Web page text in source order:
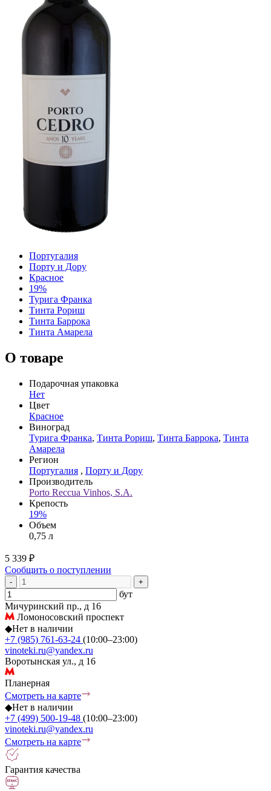
Португалия
Порту и Дору
Красное
19%
Турига Франка
Тинта Рориш
Тинта Баррока
Тинта Амарела
О товаре
Подарочная упаковка
Нет
Цвет
Красное
Виноград
Турига Франка, Тинта Рориш, Тинта Баррока, Тинта
Амарела
Регион
Португалия , Порту и Дору
Производитель
Porto Reccua Vinhos, S.A.
Крепость
19%
Объем
0,75 л
5 339 ₽
Сообщить о поступлении
- +
бут
Мичуринский пр., д 16
Ломоносовский проспект
◆Нет в наличии
+7 (985) 761-63-24 (10:00–23:00)
vinoteki.ru@yandex.ru
Воротынская ул., д 16
Планерная
Смотреть на карте
◆Нет в наличии
+7 (499) 500-19-48 (10:00–23:00)
vinoteki.ru@yandex.ru
Смотреть на карте
Гарантия качества